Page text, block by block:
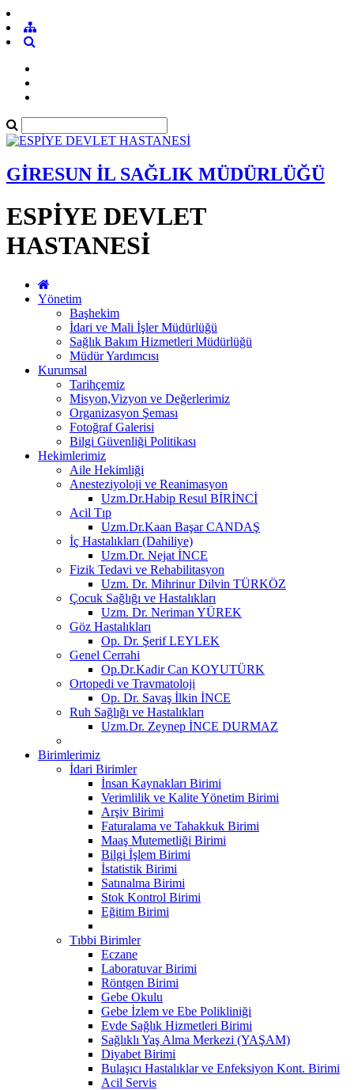
GİRESUN İL SAĞLIK MÜDÜRLÜĞÜ
ESPİYE DEVLET
HASTANESİ
Yönetim
Başhekim
İdari ve Mali İşler Müdürlüğü
Sağlık Bakım Hizmetleri Müdürlüğü
Müdür Yardımcısı
Kurumsal
Tarihçemiz
Misyon,Vizyon ve Değerlerimiz
Organizasyon Şeması
Fotoğraf Galerisi
Bilgi Güvenliği Politikası
Hekimlerimiz
Aile Hekimliği
Anesteziyoloji ve Reanimasyon
Uzm.Dr.Habip Resul BİRİNCİ
Acil Tıp
Uzm.Dr.Kaan Başar CANDAŞ
İç Hastalıkları (Dahiliye)
Uzm.Dr. Nejat İNCE
Fizik Tedavi ve Rehabilitasyon
Uzm. Dr. Mihrinur Dilvin TÜRKÖZ
Çocuk Sağlığı ve Hastalıkları
Uzm. Dr. Neriman YÜREK
Göz Hastalıkları
Op. Dr. Şerif LEYLEK
Genel Cerrahi
Op.Dr.Kadir Can KOYUTÜRK
Ortopedi ve Travmatoloji
Op. Dr. Savaş İlkin İNCE
Ruh Sağlığı ve Hastalıkları
Uzm.Dr. Zeynep İNCE DURMAZ
Birimlerimiz
İdari Birimler
İnsan Kaynakları Birimi
Verimlilik ve Kalite Yönetim Birimi
Arşiv Birimi
Faturalama ve Tahakkuk Birimi
Maaş Mutemetliği Birimi
Bilgi İşlem Birimi
İstatistik Birimi
Satınalma Birimi
Stok Kontrol Birimi
Eğitim Birimi
Tıbbi Birimler
Eczane
Laboratuvar Birimi
Röntgen Birimi
Gebe Okulu
Gebe İzlem ve Ebe Polikliniği
Evde Sağlık Hizmetleri Birimi
Sağlıklı Yaş Alma Merkezi (YAŞAM)
Diyabet Birimi
Bulaşıcı Hastalıklar ve Enfeksiyon Kont. Birimi
Acil Servis